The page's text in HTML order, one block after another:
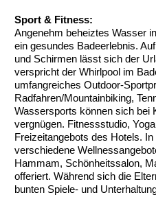
Sport & Fitness:
Angenehm beheiztes Wasser
ein gesundes Badeerlebnis.
und Schirmen lässt sich der
verspricht der Whirlpool im
umfangreiches Outdoor-
Radfahren/Mountainbiking,
Wassersports können sich bei
vergnügen. Fitnessstudio,
Freizeitangebots des Hotels.
verschiedene
Hammam, Schönheitssalon,
offeriert. Während sich die
bunten Spiele- und